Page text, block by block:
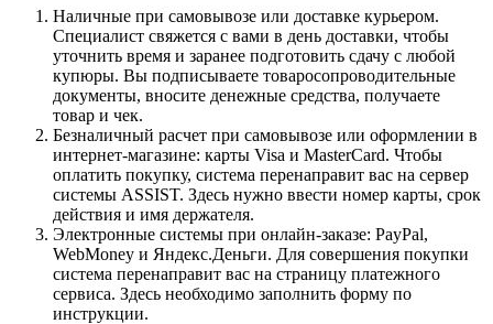
Наличные при самовывозе или доставке курьером.
Специалист свяжется с вами в день доставки, чтобы
уточнить время и заранее подготовить сдачу с любой
купюры. Вы подписываете товаросопроводительные
документы, вносите денежные средства, получаете
товар и чек.
Безналичный расчет при самовывозе или оформлении в
интернет-магазине: карты Visa и MasterCard. Чтобы
оплатить покупку, система перенаправит вас на сервер
системы ASSIST. Здесь нужно ввести номер карты, срок
действия и имя держателя.
Электронные системы при онлайн-заказе: PayPal,
WebMoney и Яндекс.Деньги. Для совершения покупки
система перенаправит вас на страницу платежного
сервиса. Здесь необходимо заполнить форму по
инструкции.